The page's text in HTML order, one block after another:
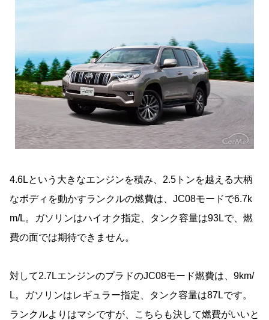
4.6Lという大きなエンジンを積み、2.5トンを越える大柄
なボディを動かすランクルの燃費は、JC08モードで6.7k
m/L。ガソリンはハイオク指定、タンク容量は93Lで、燃
費の面では期待できません。
対して2.7LエンジンのプラドのJC08モード燃費は、9km/
L。ガソリンはレギュラー指定、タンク容量は87Lです。
ランクルよりはマシですが、こちらも決して燃費がいいと